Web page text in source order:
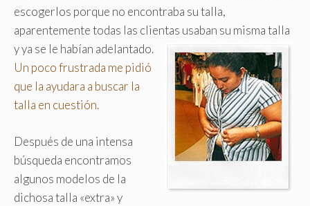
escogerlos porque no encontraba su talla,
aparentemente todas las clientas usaban su misma talla
y ya se le habían adelantado.
Un poco frustrada me pidió
que la ayudara a buscar la
talla en cuestión.
Después de una intensa
búsqueda encontramos
algunos modelos de la
dichosa talla «extra» y